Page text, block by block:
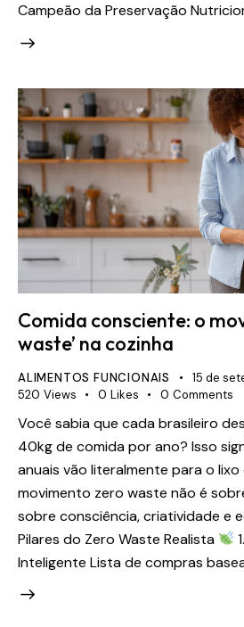
Campeão da Preservação
Comida consciente: o
waste’ na cozinha
ALIMENTOS FUNCIONAIS
15 de
520 Views 0 Likes 0 Comments
Você sabia que cada brasileiro
40kg de comida por ano? Isso
anuais vão literalmente para o lixo
movimento zero waste não é
sobre consciência, criatividade e
Pilares do Zero Waste Realista
Inteligente Lista de compras